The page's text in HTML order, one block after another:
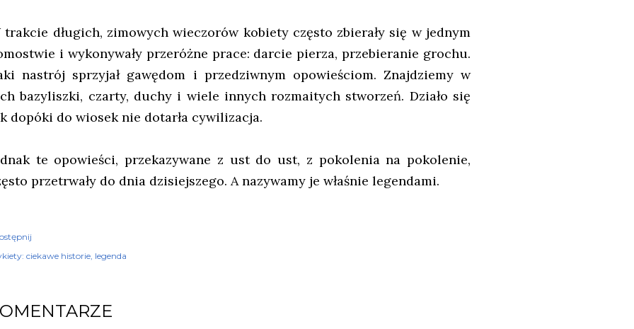
trakcie długich, zimowych wieczorów kobiety często zbierały się w jednym
i wykonywały przeróżne prace: darcie pierza, przebieranie grochu.
nastrój sprzyjał gawędom i przedziwnym opowieściom. Znajdziemy w
bazyliszki, czarty, duchy i wiele innych rozmaitych stworzeń. Działo się
dopóki do wiosek nie dotarła cywilizacja.
te opowieści, przekazywane z ust do ust, z pokolenia na pokolenie,
przetrwały do dnia dzisiejszego. A nazywamy je właśnie legendami.
ciekawe historie legenda